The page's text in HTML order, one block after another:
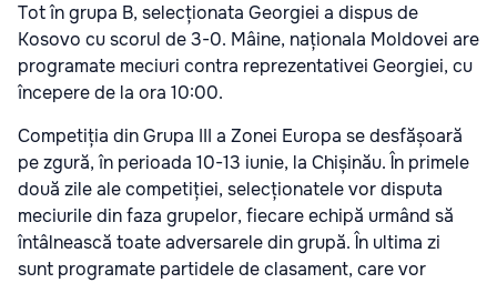
Tot în grupa B, selecționata Georgiei a dispus de
Kosovo cu scorul de 3-0. Mâine, naționala Moldovei are
programate meciuri contra reprezentativei Georgiei, cu
începere de la ora 10:00.
Competiția din Grupa III a Zonei Europa se desfășoară
pe zgură, în perioada 10-13 iunie, la Chișinău. În primele
două zile ale competiției, selecționatele vor disputa
meciurile din faza grupelor, fiecare echipă urmând să
întâlnească toate adversarele din grupă. În ultima zi
sunt programate partidele de clasament, care vor